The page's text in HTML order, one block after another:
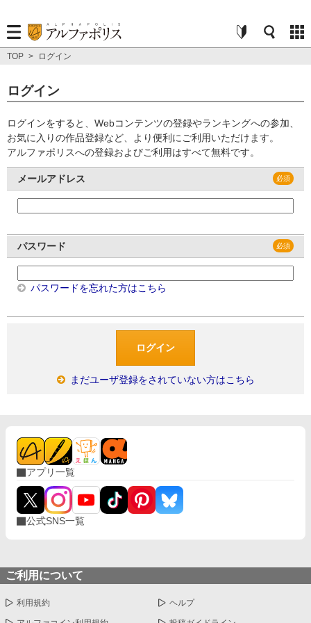
TOP > ログイン
ログイン
ログインをすると、Webコンテンツの登録やランキングへの参加、
お気に入りの作品登録など、より便利にご利用いただけます。
アルファポリスへの登録およびご利用はすべて無料です。
メールアドレス
パスワード
パスワードを忘れた方はこちら
まだユーザ登録をされていない方はこちら
アプリ一覧
公式SNS一覧
ご利用について
利用規約 ヘルプ